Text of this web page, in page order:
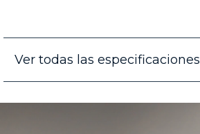
Ver todas las especificaciones